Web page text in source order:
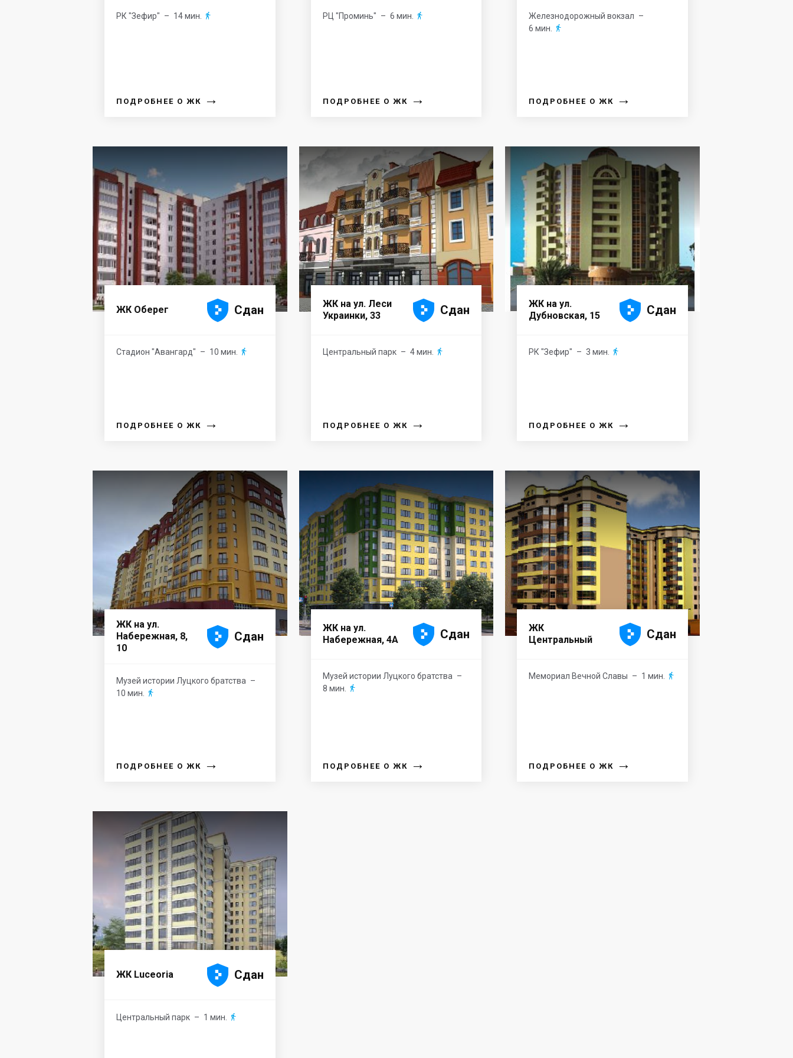
РК "Зефир" – 14 мин. 
ПОДРОБНЕЕ О ЖК →
РЦ "Проминь" – 6 мин. 
ПОДРОБНЕЕ О ЖК →
Железнодорожный вокзал –
6 мин.

ПОДРОБНЕЕ О ЖК →
ЖК Оберег 



 Сдан
Стадион "Авангард" – 10 мин. 
ПОДРОБНЕЕ О ЖК →
ЖК на ул. Леси
Украинки, 33




 Сдан
Центральный парк– 4 мин. 
ПОДРОБНЕЕ О ЖК →
ЖК на ул.
Дубновская, 15




 Сдан
РК "Зефир" – 3 мин. 
ПОДРОБНЕЕ О ЖК →
ЖК на ул.
Набережная, 8,
10




 Сдан
Музей истории Луцкого братства –
10 мин.

ПОДРОБНЕЕ О ЖК →
ЖК на ул.
Набережная, 4А




 Сдан
Музей истории Луцкого братства –
8 мин.

ПОДРОБНЕЕ О ЖК →
ЖК
Центральный




 Сдан
Мемориал Вечной Славы – 1 мин. 
ПОДРОБНЕЕ О ЖК →
ЖК Luceoria 



 Сдан
Центральный парк – 1 мин. 